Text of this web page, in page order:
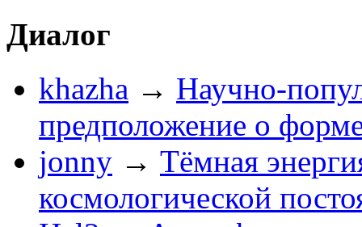
Диалог
khazha → Научно-
предположение о
jonny → Тёмная
космологической